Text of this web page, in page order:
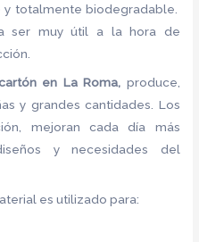
totalmente biodegradable.
ser muy útil a la hora de
en La Roma, produce,
y grandes cantidades. Los
mejoran cada día más
y necesidades del
es utilizado para: